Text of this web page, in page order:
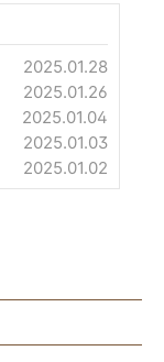
2025.01.28
2025.01.26
2025.01.04
2025.01.03
2025.01.02